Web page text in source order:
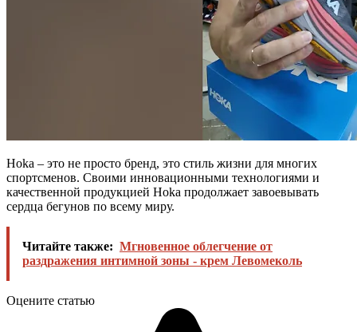
Hoka – это не просто бренд, это стиль жизни для многих
спортсменов. Своими инновационными технологиями и
качественной продукцией Hoka продолжает завоевывать
сердца бегунов по всему миру.
Читайте также: Мгновенное облегчение от
раздражения интимной зоны - крем Левомеколь
Оцените статью